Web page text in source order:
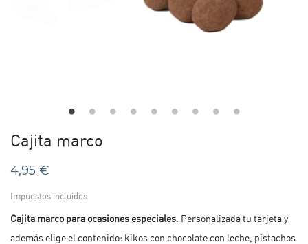
Cajita marco
4,95 €
Impuestos incluidos
Cajita marco para ocasiones especiales . Personalizada tu tarjeta y
además elige el contenido: kikos con chocolate con leche, pistachos